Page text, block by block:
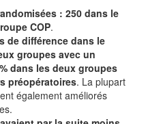
: 250 dans le
COP.
de différence dans le
groupes avec un
dans les deux groupes
préopératoires. La plupart
également améliorés